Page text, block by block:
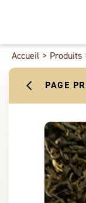
Accueil > Produits
PAGE